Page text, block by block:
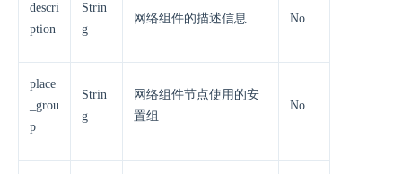
descri
ption
Strin
g
网络组件的描述信息 No
place
_grou
p
Strin
g
网络组件节点使用的安
置组
No